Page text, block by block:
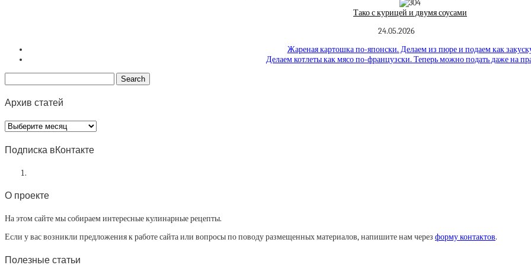
Тако с курицей и двумя соусами
24.05.2026
Жареная картошка по-японски. Делаем из пюре и подаем как
Делаем котлеты как мясо по-французски. Теперь можно подать даже на
Архив статей
Архив
статей
Подписка вКонтакте
О проекте
На этом сайте мы собираем интересные кулинарные рецепты.
Если у вас возникли предложения к работе сайта или вопросы по поводу размещенных материалов, напишите нам через форму контактов.
Полезные статьи